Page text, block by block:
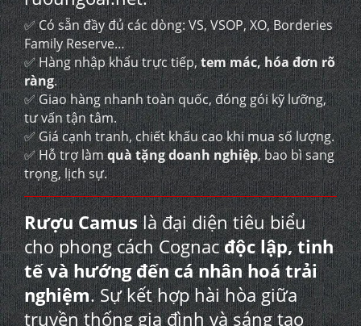
✅ Có sẵn đầy đủ các dòng: VS, VSOP, XO, Borderies
Family Reserve…
✅ Hàng nhập khẩu trực tiếp,tem mác, hóa đơn rõ
ràng.
✅ Giao hàng nhanh toàn quốc, đóng gói kỹ lưỡng,
tư vấn tận tâm.
✅ Giá cạnh tranh, chiết khấu cao khi mua số lượng.
✅ Hỗ trợ làmquà tặng doanh nghiệp, bao bì sang
trọng, lịch sự.
Rượu Camuslà đại diện tiêu biểu
cho phong cách Cognacđộc lập, tinh
tế và hướng đến cá nhân hoá trải
nghiệm. Sự kết hợp hài hòa giữa
truyền thống gia đình và sáng tạo